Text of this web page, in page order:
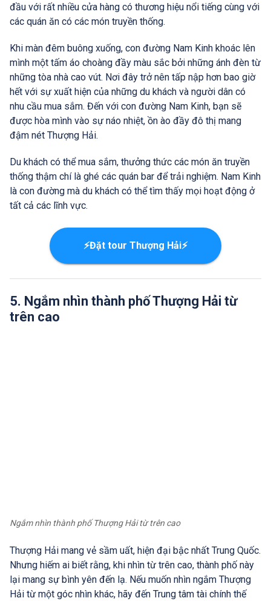
đầu với rất nhiều cửa hàng có thương hiệu nổi tiếng cùng với
các quán ăn có các món truyền thống.
Khi màn đêm buông xuống, con đường Nam Kinh khoác lên
mình một tấm áo choàng đầy màu sắc bởi những ánh đèn từ
những tòa nhà cao vút. Nơi đây trở nên tấp nập hơn bao giờ
hết với sự xuất hiện của những du khách và người dân có
nhu cầu mua sắm. Đến với con đường Nam Kinh, bạn sẽ
được hòa mình vào sự náo nhiệt, ồn ào đầy đô thị mang
đậm nét Thượng Hải.
Du khách có thể mua sắm, thưởng thức các món ăn truyền
thống thậm chí là ghé các quán bar để trải nghiệm. Nam Kinh
là con đường mà du khách có thể tìm thấy mọi hoạt động ở
tất cả các lĩnh vực.
⚡Đặt tour Thượng Hải⚡
5. Ngắm nhìn thành phố Thượng Hải từ
trên cao
Ngắm nhìn thành phố Thượng Hải từ trên cao
Thượng Hải mang vẻ sầm uất, hiện đại bậc nhất Trung Quốc.
Nhưng hiếm ai biết rằng, khi nhìn từ trên cao, thành phố này
lại mang sự bình yên đến lạ. Nếu muốn nhìn ngắm Thượng
Hải từ một góc nhìn khác, hãy đến Trung tâm tài chính thế